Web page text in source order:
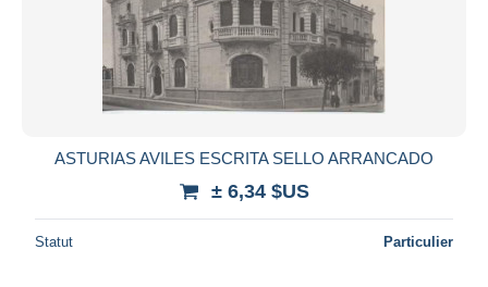
ASTURIAS AVILES ESCRITA SELLO ARRANCADO
± 6,34 $US
Statut Particulier